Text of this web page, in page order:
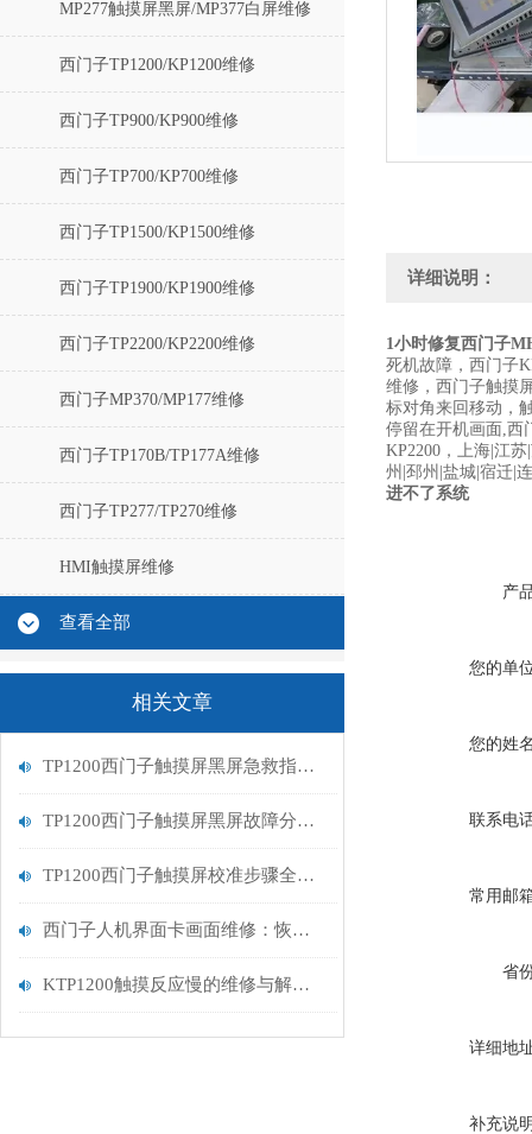
MP277触摸屏黑屏/MP377白屏维修
西门子TP1200/KP1200维修
西门子TP900/KP900维修
西门子TP700/KP700维修
西门子TP1500/KP1500维修
西门子TP1900/KP1900维修
西门子TP2200/KP2200维修
西门子MP370/MP177维修
西门子TP170B/TP177A维修
西门子TP277/TP270维修
HMI触摸屏维修
查看全部
相关文章
TP1200西门子触摸屏黑屏急救指南：从排查到修复的完整流程
TP1200西门子触摸屏黑屏故障分析与维修指南
TP1200西门子触摸屏校准步骤全解析
西门子人机界面卡画面维修：恢复高效交互的关键步骤
KTP1200触摸反应慢的维修与解决方案
详细说明：
1小时修复西门子
死机故障，西门子
维修，西门子触摸
标对角来回移动，
停留在开机画面,西
KP2200，上海|江
州|邳州|盐城|宿迁|
进不了系统
产
您的单
您的姓
联系电
常用邮
省
详细地
补充说